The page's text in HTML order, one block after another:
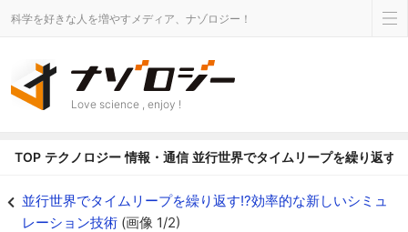
科学を好きな人を増やすメディア、ナゾロジー！
Love science , enjoy !
TOP テクノロジー 情報・通信 並行世界でタイムリープを繰り返す
並行世界でタイムリープを繰り返す!?効率的な新しいシミュ
レーション技術 (画像 1/2)